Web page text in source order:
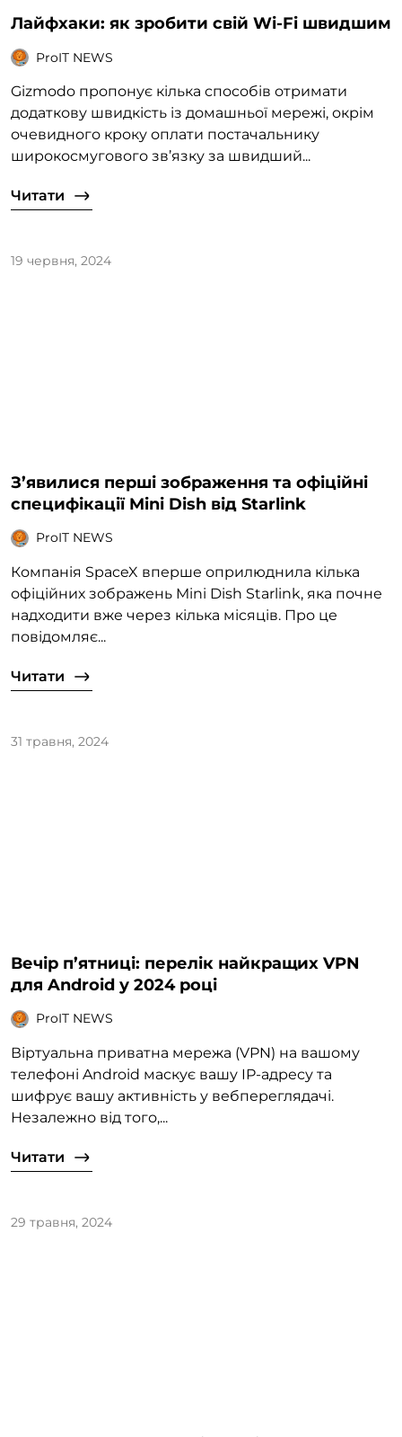
Лайфхаки: як зробити свій Wi-Fi швидшим
ProIT NEWS
Gizmodo пропонує кілька способів отримати
додаткову швидкість із домашньої мережі, окрім
очевидного кроку оплати постачальнику
широкосмугового зв’язку за швидший...
Читати
19 червня, 2024
З’явилися перші зображення та офіційні
специфікації Mini Dish від Starlink
ProIT NEWS
Компанія SpaceX вперше оприлюднила кілька
офіційних зображень Mini Dish Starlink, яка почне
надходити вже через кілька місяців. Про це
повідомляє...
Читати
31 травня, 2024
Вечір п’ятниці: перелік найкращих VPN
для Android у 2024 році
ProIT NEWS
Віртуальна приватна мережа (VPN) на вашому
телефоні Android маскує вашу IP-адресу та
шифрує вашу активність у вебпереглядачі.
Незалежно від того,...
Читати
29 травня, 2024